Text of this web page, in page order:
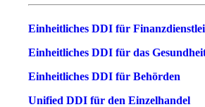
Einheitliches DDI für
Einheitliches DDI für das
Einheitliches DDI für Behörden
Unified DDI für den Einzelhandel